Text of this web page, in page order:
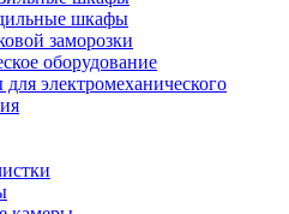
шкафы
заморозки
оборудование
электромеханического